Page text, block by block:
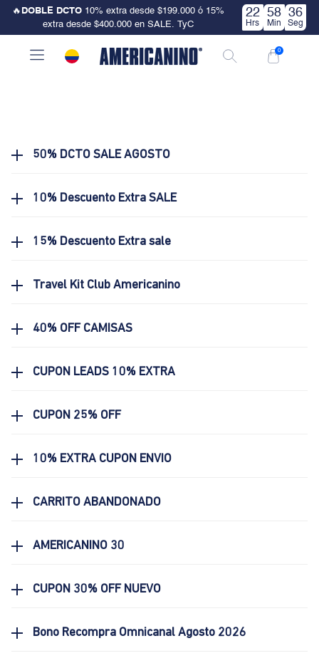
🔥 DOBLE DCTO 10% extra desde $199.000 ó 15%
extra desde $400.000 en SALE. TyC
22
Hrs
58
Min
36
Seg
0
50% DCTO SALE AGOSTO
10% Descuento Extra SALE
15% Descuento Extra sale
Travel Kit Club Americanino
40% OFF CAMISAS
CUPON LEADS 10% EXTRA
CUPON 25% OFF
10% EXTRA CUPON ENVIO
CARRITO ABANDONADO
AMERICANINO 30
CUPON 30% OFF NUEVO
Bono Recompra Omnicanal Agosto 2026